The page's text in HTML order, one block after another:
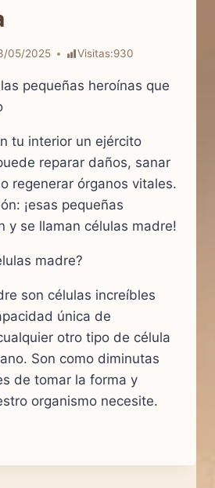
05/2025 Visitas:930
pequeñas heroínas que
tu interior un ejército
reparar daños, sanar
regenerar órganos vitales.
¡esas pequeñas
y se llaman células madre!
madre?
son células increíbles
única de
otro tipo de célula
Son como diminutas
de tomar la forma y
organismo necesite.